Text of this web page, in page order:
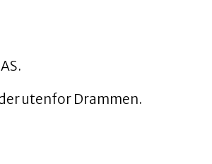
utenfor Drammen.